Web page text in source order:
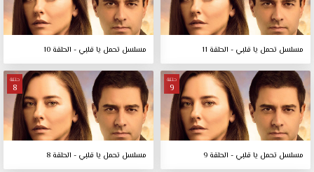
مسلسل تحمل يا قلبي - الحلقة 11 مسلسل تحمل يا قلبي - الحلقة 10
حلقة
9
مسلسل تحمل يا قلبي - الحلقة 9
حلقة
8
مسلسل تحمل يا قلبي - الحلقة 8